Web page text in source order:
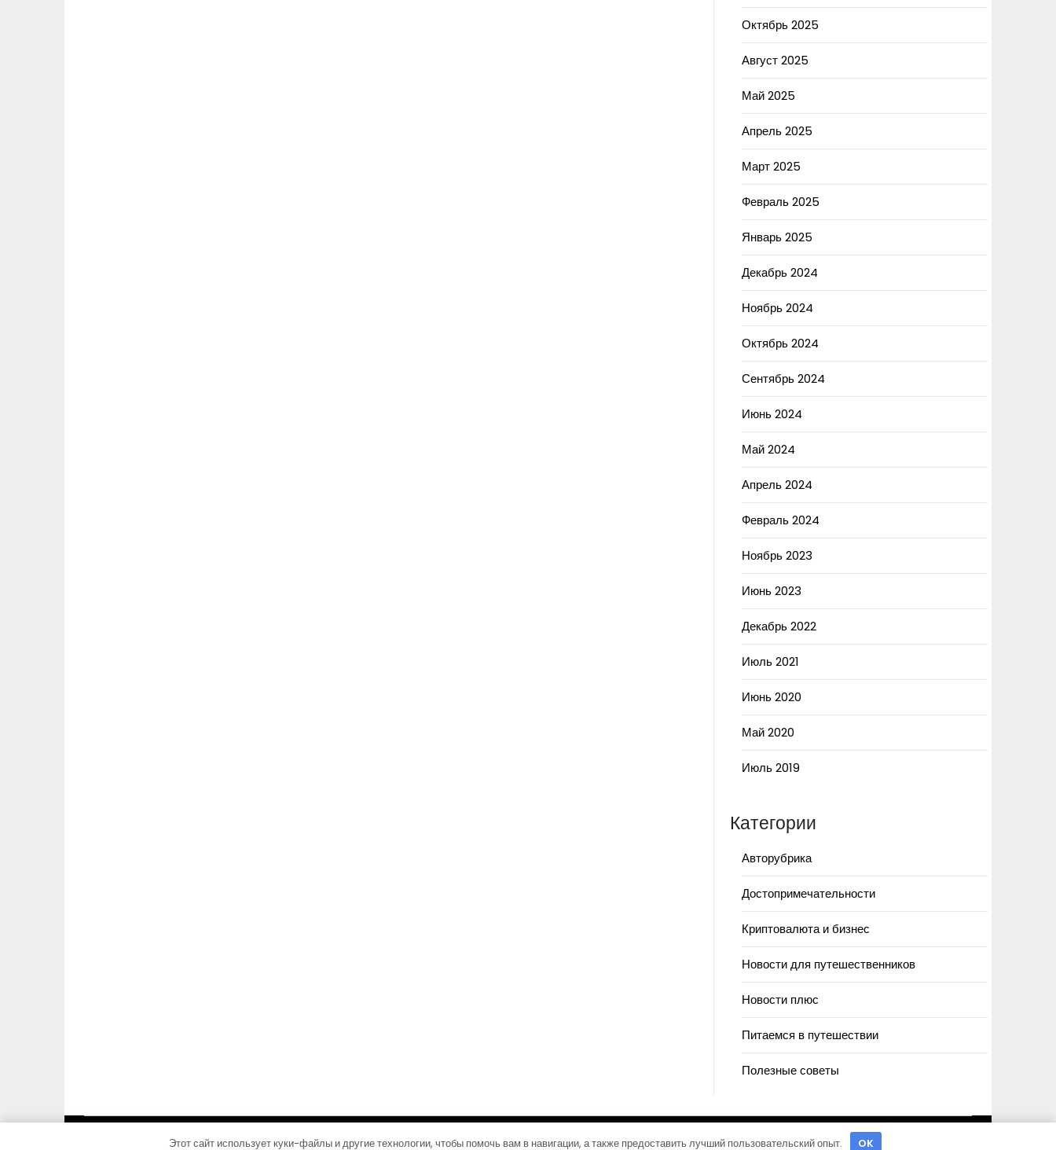
Октябрь 2025
Август 2025
Май 2025
Апрель 2025
Март 2025
Февраль 2025
Январь 2025
Декабрь 2024
Ноябрь 2024
Октябрь 2024
Сентябрь 2024
Июнь 2024
Май 2024
Апрель 2024
Февраль 2024
Ноябрь 2023
Июнь 2023
Декабрь 2022
Июль 2021
Июнь 2020
Май 2020
Июль 2019
Категории
Авторубрика
Достопримечательности
Криптовалюта и бизнес
Новости для путешественников
Новости плюс
Питаемся в путешествии
Полезные советы
©2026 Журналы путешествий| Дизайн:Газетная тема WordPress
Этот сайт использует куки-файлы и другие технологии, чтобы помочь вам в навигации, а также предоставить лучший пользовательский опыт. OK